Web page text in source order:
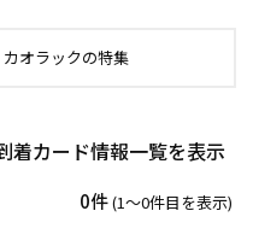
カオラックの特集
着カード情報一覧を表示
0件(1〜0件目を表示)